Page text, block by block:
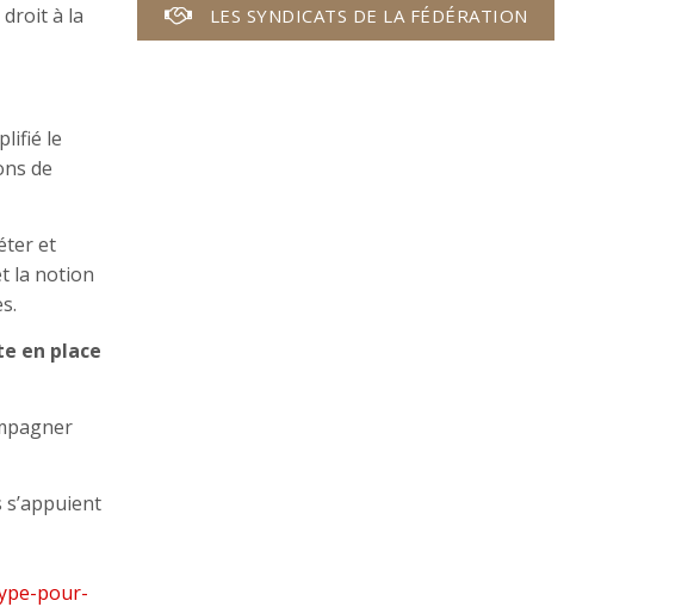
droit à la
le
de
et
la notion
en place
pour-
LES SYNDICATS DE LA FÉDÉRATION